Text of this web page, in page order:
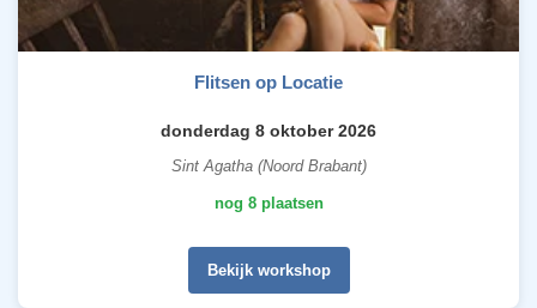
Flitsen op Locatie
donderdag 8 oktober 2026
Sint Agatha (Noord Brabant)
nog 8 plaatsen
Bekijk workshop